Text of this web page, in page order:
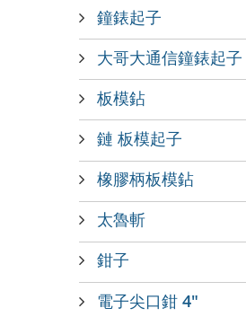
鐘錶起子
大哥大通信鐘錶起子
板模鉆
鏈 板模起子
橡膠柄板模鉆
太魯斬
鉗子
電子尖口鉗 4"